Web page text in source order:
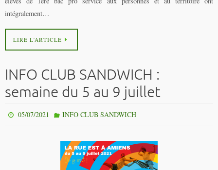
intégralement…
LIRE L’ARTICLE
INFO CLUB SANDWICH :
semaine du 5 au 9 juillet
05/07/2021 INFO CLUB SANDWICH